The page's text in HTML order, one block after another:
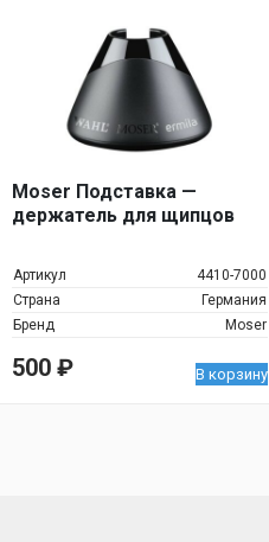
Moser Подставка —
держатель для щипцов
Артикул
4410-7000
Страна
Германия
Бренд
Moser
500 ₽ В корзину